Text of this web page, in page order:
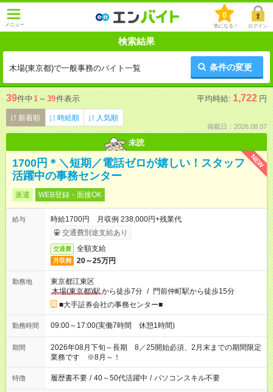
メニュー
0
気になる！ ログイン
検索結果
木場(東京都)で一般事務のバイト一覧 条件の変更
39件中1 ～ 39件表示 平均時給: 1,722 円
新着順 時給順 人気順
掲載日：2026.08.07
未読
NEW
1700円＊＼短期／電話ゼロが嬉しい！スタッフ
活躍中の事務センター
派遣 WEB登録・面接OK
給与
時給1700円 月収例 238,000円+残業代
交通費別途支給あり
交通費 全額支給
月収例 20～25万円
勤務地
東京都江東区
木場(東京都)駅から徒歩7分 / 門前仲町駅から徒歩15分
■大手証券会社の事務センター■
勤務時間 09:00～17:00(実働7時間 休憩1時間)
期間
2026年08月下旬～長期 8／25開始必須、2月末までの期間限定
業務です ※8月～！
特徴 履歴書不要 / 40～50代活躍中 / パソコンスキル不要